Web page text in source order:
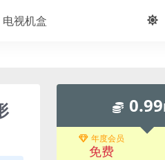
电视机盒
0.99
年度会员
免费